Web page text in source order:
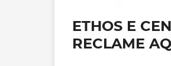
ETHOS E
RECLAME